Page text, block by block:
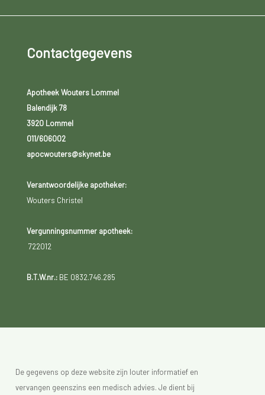
Contactgegevens
Apotheek Wouters Lommel
Balendijk 78
3920 Lommel
011/606002
apocwouters@skynet.be
Verantwoordelijke apotheker:
Wouters Christel
Vergunningsnummer apotheek:
722012
B.T.W.nr.:BE 0832.746.285
De gegevens op deze website zijn louter informatief en
vervangen geenszins een medisch advies. Je dient bij